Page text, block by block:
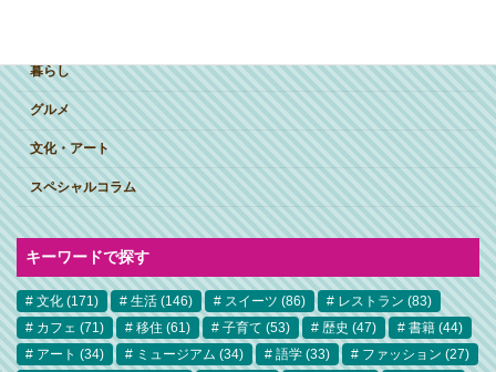
暮らし
グルメ
文化・アート
スペシャルコラム
キーワードで探す
文化 (171) 生活 (146) スイーツ (86) レストラン (83)
カフェ (71) 移住 (61) 子育て (53) 歴史 (47) 書籍 (44)
アート (34) ミュージアム (34) 語学 (33) ファッション (27)